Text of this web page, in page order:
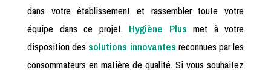
dans votre établissement et rassembler toute votre
équipe dans ce projet. Hygiène Plus met à votre
disposition des solutions innovantes reconnues par les
consommateurs en matière de qualité. Si vous souhaitez